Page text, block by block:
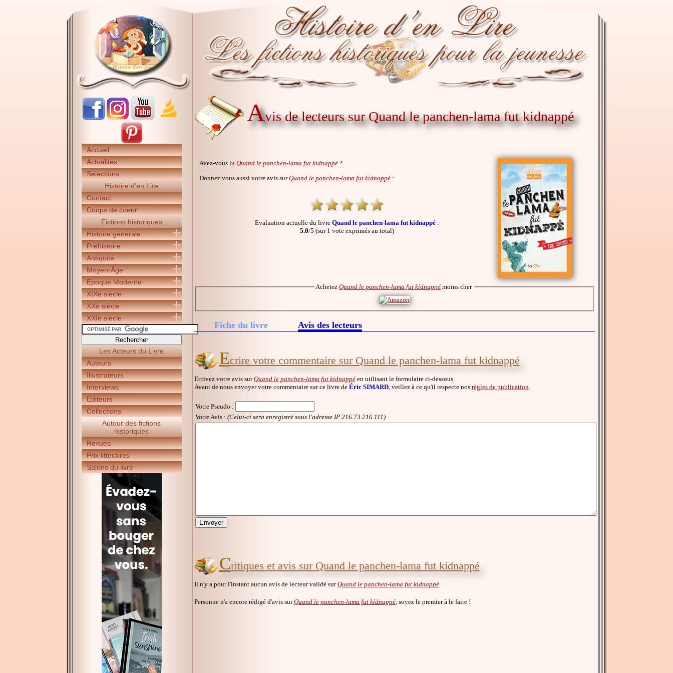
Accueil
Actualités
Sélections
Histoire d'en Lire
Contact
Coups de coeur
Fictions historiques
Histoire générale
Préhistoire
Antiquité
Moyen-Âge
Epoque Moderne
XIXè siècle
XXè siècle
XXIè siècle
Les Acteurs du Livre
Auteurs
Illustrateurs
Interviews
Editeurs
Collections
Autour des fictions
historiques
Revues
Prix littéraires
Salons du livre
Avis de lecteurs sur Quand le panchen-lama fut kidnappé
Avez-vous lu Quand le panchen-lama fut kidnappé?
Donnez vous aussi votre avis surQuand le panchen-lama fut kidnappé:
Evaluation actuelle du livre Quand le panchen-lama fut kidnappé:
5.0/5 (sur 1 vote exprimés au total)
Achetez Quand le panchen-lama fut kidnappé moins cher
Fiche du livre Avis des lecteurs
Ecrire votre commentaire sur Quand le panchen-lama fut kidnappé
Ecrivez votre avis surQuand le panchen-lama fut kidnappéen utilisant le formulaire ci-dessous.
Avant de nous envoyer votre commentaire sur ce livre de Éric SIMARD, veillez à ce qu'il respecte nos règles de publication
Votre Pseudo :
Votre Avis : (Celui-ci sera enregistré sous l'adresse IP 216.73.216.111)
Critiques et avis sur Quand le panchen-lama fut kidnappé
Il n'y a pour l'instant aucun avis de lecteur validé surQuand le panchen-lama fut kidnappé.
Personne n'a encore rédigé d'avis surQuand le panchen-lama fut kidnappé, soyez le premier à le faire !